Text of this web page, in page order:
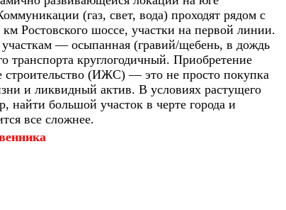
(газ, свет, вода) проходят рядом с
Ростовского шоссе, участки на первой линии.
участкам — осыпанная (гравий/щебень, в дождь
транспорта круглогодичный. Приобретение
(ИЖС) — это не просто покупка
и ликвидный актив. В условиях растущего
найти большой участок в черте города и
все сложнее.